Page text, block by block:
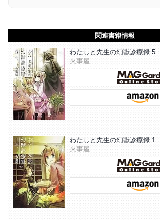
関連書籍情報
わたしと先生の幻獣診療録 5
火事屋
わたしと先生の幻獣診療録 1
火事屋